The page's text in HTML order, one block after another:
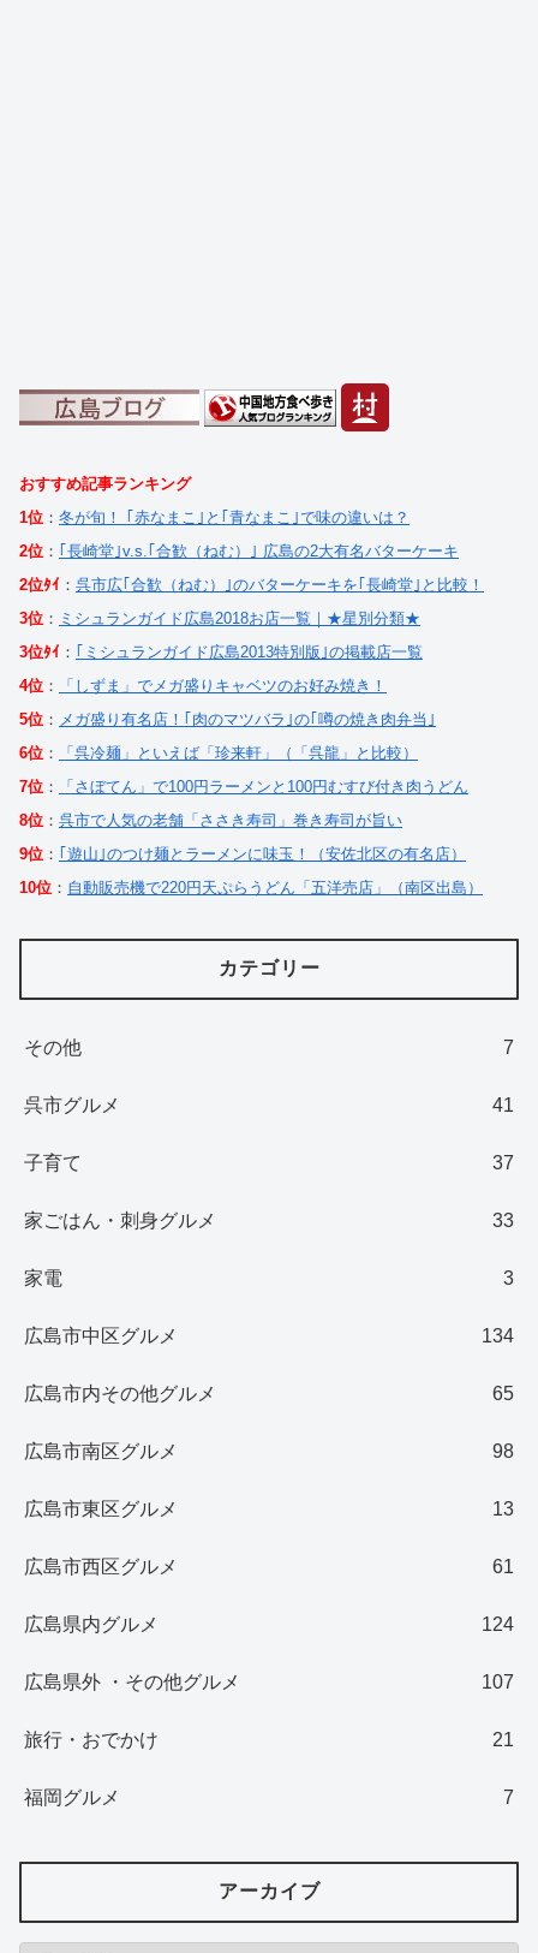
おすすめ記事ランキング
1位 ： 冬が旬！ ｢赤なまこ｣と｢青なまこ｣で味の違いは？
2位 ： ｢長崎堂｣v.s.｢合歓（ねむ）｣ 広島の2大有名バターケーキ
2位ﾀｲ ： 呉市広｢合歓（ねむ）｣のバターケーキを｢長崎堂｣と比較！
3位 ： ミシュランガイド広島2018お店一覧｜★星別分類★
3位ﾀｲ ： ｢ミシュランガイド広島2013特別版｣の掲載店一覧
4位 ：
「しずま」でメガ盛りキャベツのお好み焼き！
5位 ： メガ盛り有名店！｢肉のマツバラ｣の｢噂の焼き肉弁当｣
6位 ：
「呉冷麺」といえば「珍来軒」（「呉龍」と比較）
7位 ：
「さぼてん」で100円ラーメンと100円むすび付き肉うどん
8位 ： 呉市で人気の老舗「ささき寿司」巻き寿司が旨い
9位 ： ｢遊山｣のつけ麺とラーメンに味玉！（安佐北区の有名店）
10位 ： 自動販売機で220円天ぷらうどん「五洋売店」（南区出島）
カテゴリー
その他 7
呉市グルメ 41
子育て 37
家ごはん・刺身グルメ 33
家電 3
広島市中区グルメ 134
広島市内その他グルメ 65
広島市南区グルメ 98
広島市東区グルメ 13
広島市西区グルメ 61
広島県内グルメ 124
広島県外 ・その他グルメ 107
旅行・おでかけ 21
福岡グルメ 7
アーカイブ